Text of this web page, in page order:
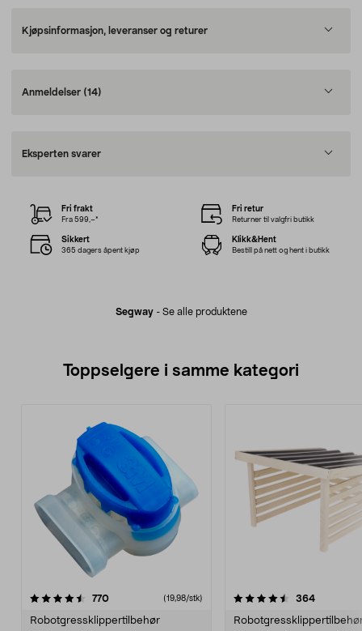
Kjøpsinformasjon, leveranser og returer
Anmeldelser (14)
Eksperten svarer
Segway- Se alle produktene
Fri frakt
Fra 599,–*
Fri retur
Returner til valgfri butikk
Sikkert
365 dagers åpent kjøp
Klikk&Hent
Bestill på nett og hent i butikk
Toppselgere i samme kategori
770anmeldelser(19,98/stk)
Robotgressklippertilbehør
4.5 av 5 stjerner 364
4.5 av 5 stjerner